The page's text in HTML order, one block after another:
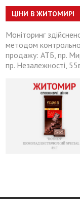
ЦІНИ В ЖИТОМИРІ
Моніторинг
методом
продажу: АТБ, пр.
пр. Незалежності,